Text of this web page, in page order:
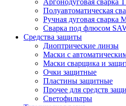
Аргонодуговая сварка
Полуавтоматическая
Ручная дуговая сварка
Сварка под флюсом
Средства защиты
Диоптрические линзы
Маски с
Маски сварщика и
Очки защитные
Пластины защитные
Прочее для средств
Светофильтры